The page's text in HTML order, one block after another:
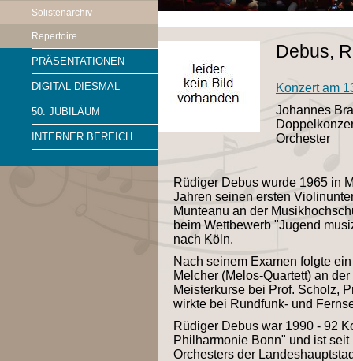
Solistenarchiv
Repertoire
PRÄSENTATIONEN
DIGITAL DIESMAL
50. JUBILÄUM
INTERNER BEREICH
Debus,
Konzert am
Johannes
Orchester
Rüdiger Debus wurde 1965 in
Jahren seinen ersten
Munteanu an der
beim Wettbewerb "Jugend
nach Köln.
Nach seinem Examen folgte
Melcher (Melos-Quartett) an
Meisterkurse bei Prof. Scholz,
wirkte bei Rundfunk- und
Rüdiger Debus war 1990 - 92
Philharmonie Bonn" und ist
Orchesters der